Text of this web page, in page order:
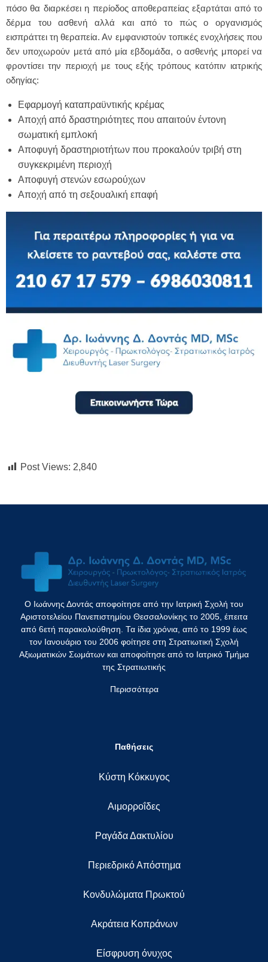
πόσο θα διαρκέσει η περίοδος αποθεραπείας εξαρτάται από το
δέρμα του ασθενή αλλά και από το πώς ο οργανισμός
εισπράττει τη θεραπεία. Αν εμφανιστούν τοπικές ενοχλήσεις που
δεν υποχωρούν μετά από μία εβδομάδα, ο ασθενής μπορεί να
φροντίσει την περιοχή με τους εξής τρόπους κατόπιν ιατρικής
οδηγίας:
Εφαρμογή καταπραϋντικής κρέμας
Αποχή από δραστηριότητες που απαιτούν έντονη
σωματική εμπλοκή
Αποφυγή δραστηριοτήτων που προκαλούν τριβή στη
συγκεκριμένη περιοχή
Αποφυγή στενών εσωρούχων
Αποχή από τη σεξουαλική επαφή
Post Views: 2,840
Ο Ιωάννης Δοντάς αποφοίτησε από την Ιατρική Σχολή του
Αριστοτελείου Πανεπιστημίου Θεσσαλονίκης το 2005, έπειτα
από 6ετή παρακολούθηση. Τα ίδια χρόνια, από το 1999 έως
τον Ιανουάριο του 2006 φοίτησε στη Στρατιωτική Σχολή
Αξιωματικών Σωμάτων και αποφοίτησε από το Ιατρικό Τμήμα
της Στρατιωτικής
Περισσότερα
Παθήσεις
Κύστη Κόκκυγος
Αιμορροΐδες
Ραγάδα Δακτυλίου
Περιεδρικό Απόστημα
Κονδυλώματα Πρωκτού
Ακράτεια Κοπράνων
Eίσφρυση όνυχος